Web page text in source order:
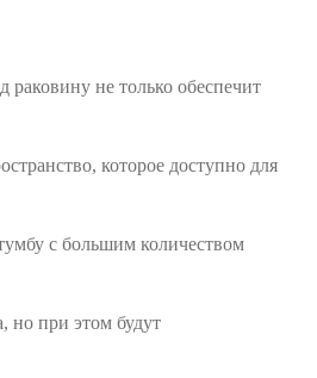
не только обеспечит
которое доступно для
с большим количеством
но при этом будут